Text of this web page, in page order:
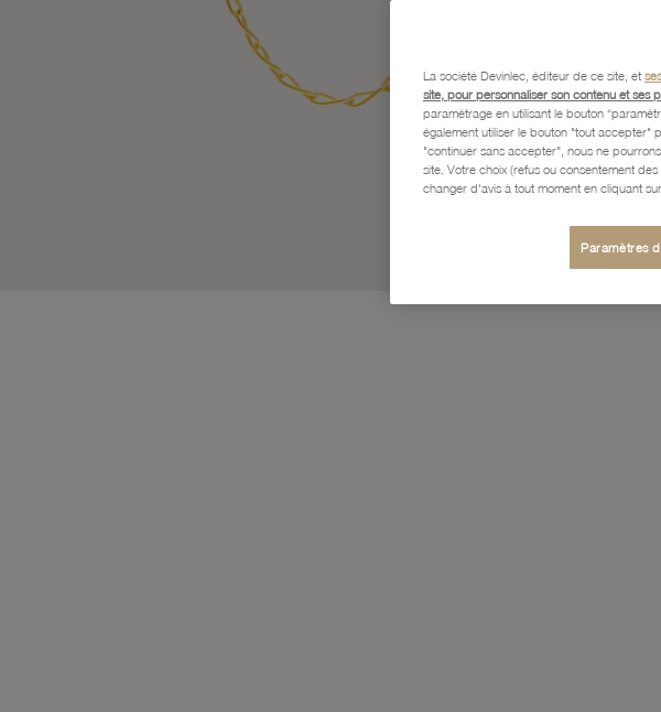
La société Devinlec, éditeur de ce site, et
site, pour personnaliser son contenu et ses
paramétrage en utilisant le bouton
également utiliser le bouton "tout accepter"
"continuer sans accepter", nous ne
site. Votre choix (refus ou consentement
changer d'avis à tout moment en cliquant
Paramètres